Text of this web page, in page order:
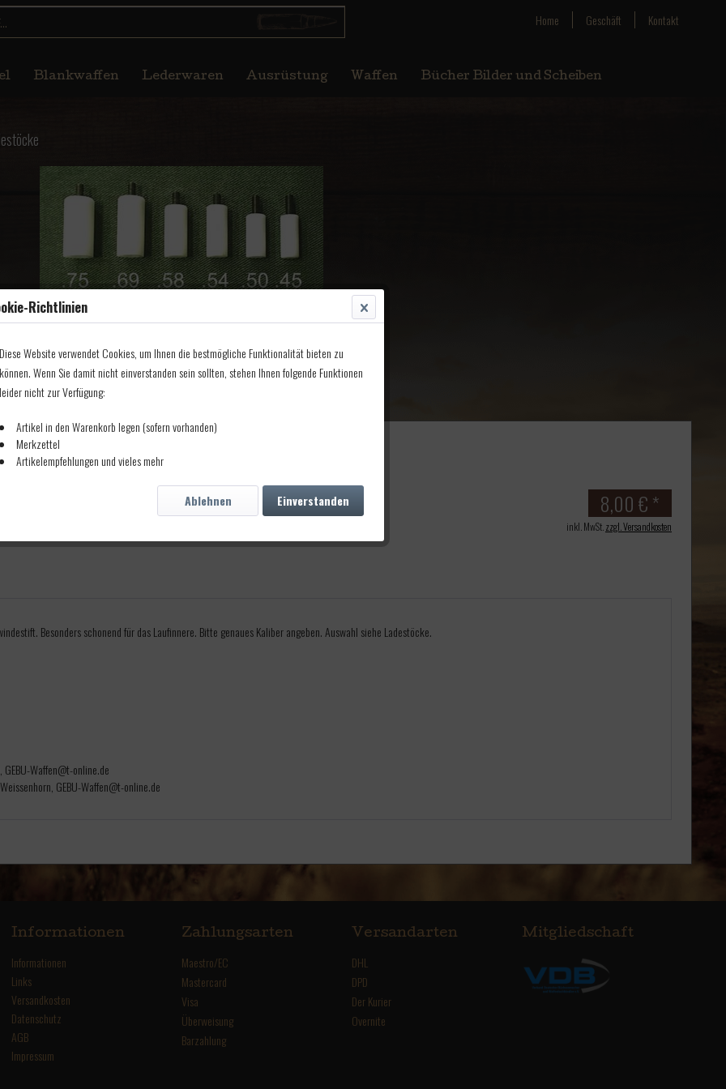
Home Geschäft Kontakt
Blankwaffen Lederwaren Ausrüstung Waffen Bücher Bilder und Scheiben
AG Kal.31-45
8,00 € *
inkl. MwSt. zzgl. Versandkosten
Besonders schonend für das Laufinnere. Bitte genaues Kaliber angeben. Auswahl siehe Ladestöcke.
Waffen@t-online.de
GEBU-Waffen@t-online.de
Informationen
Informationen
Links
Versandkosten
Datenschutz
AGB
Impressum
Zahlungsarten
Maestro/EC
Mastercard
Visa
Überweisung
Barzahlung
Versandarten
DHL
DPD
Der Kurier
Overnite
Mitgliedschaft
Richtlinien
Diese Website verwendet Cookies, um Ihnen die bestmögliche Funktionalität bieten zu
können. Wenn Sie damit nicht einverstanden sein sollten, stehen Ihnen folgende Funktionen
leider nicht zur Verfügung:
Artikel in den Warenkorb legen (sofern vorhanden)
Merkzettel
Artikelempfehlungen und vieles mehr
Einverstanden
Ablehnen